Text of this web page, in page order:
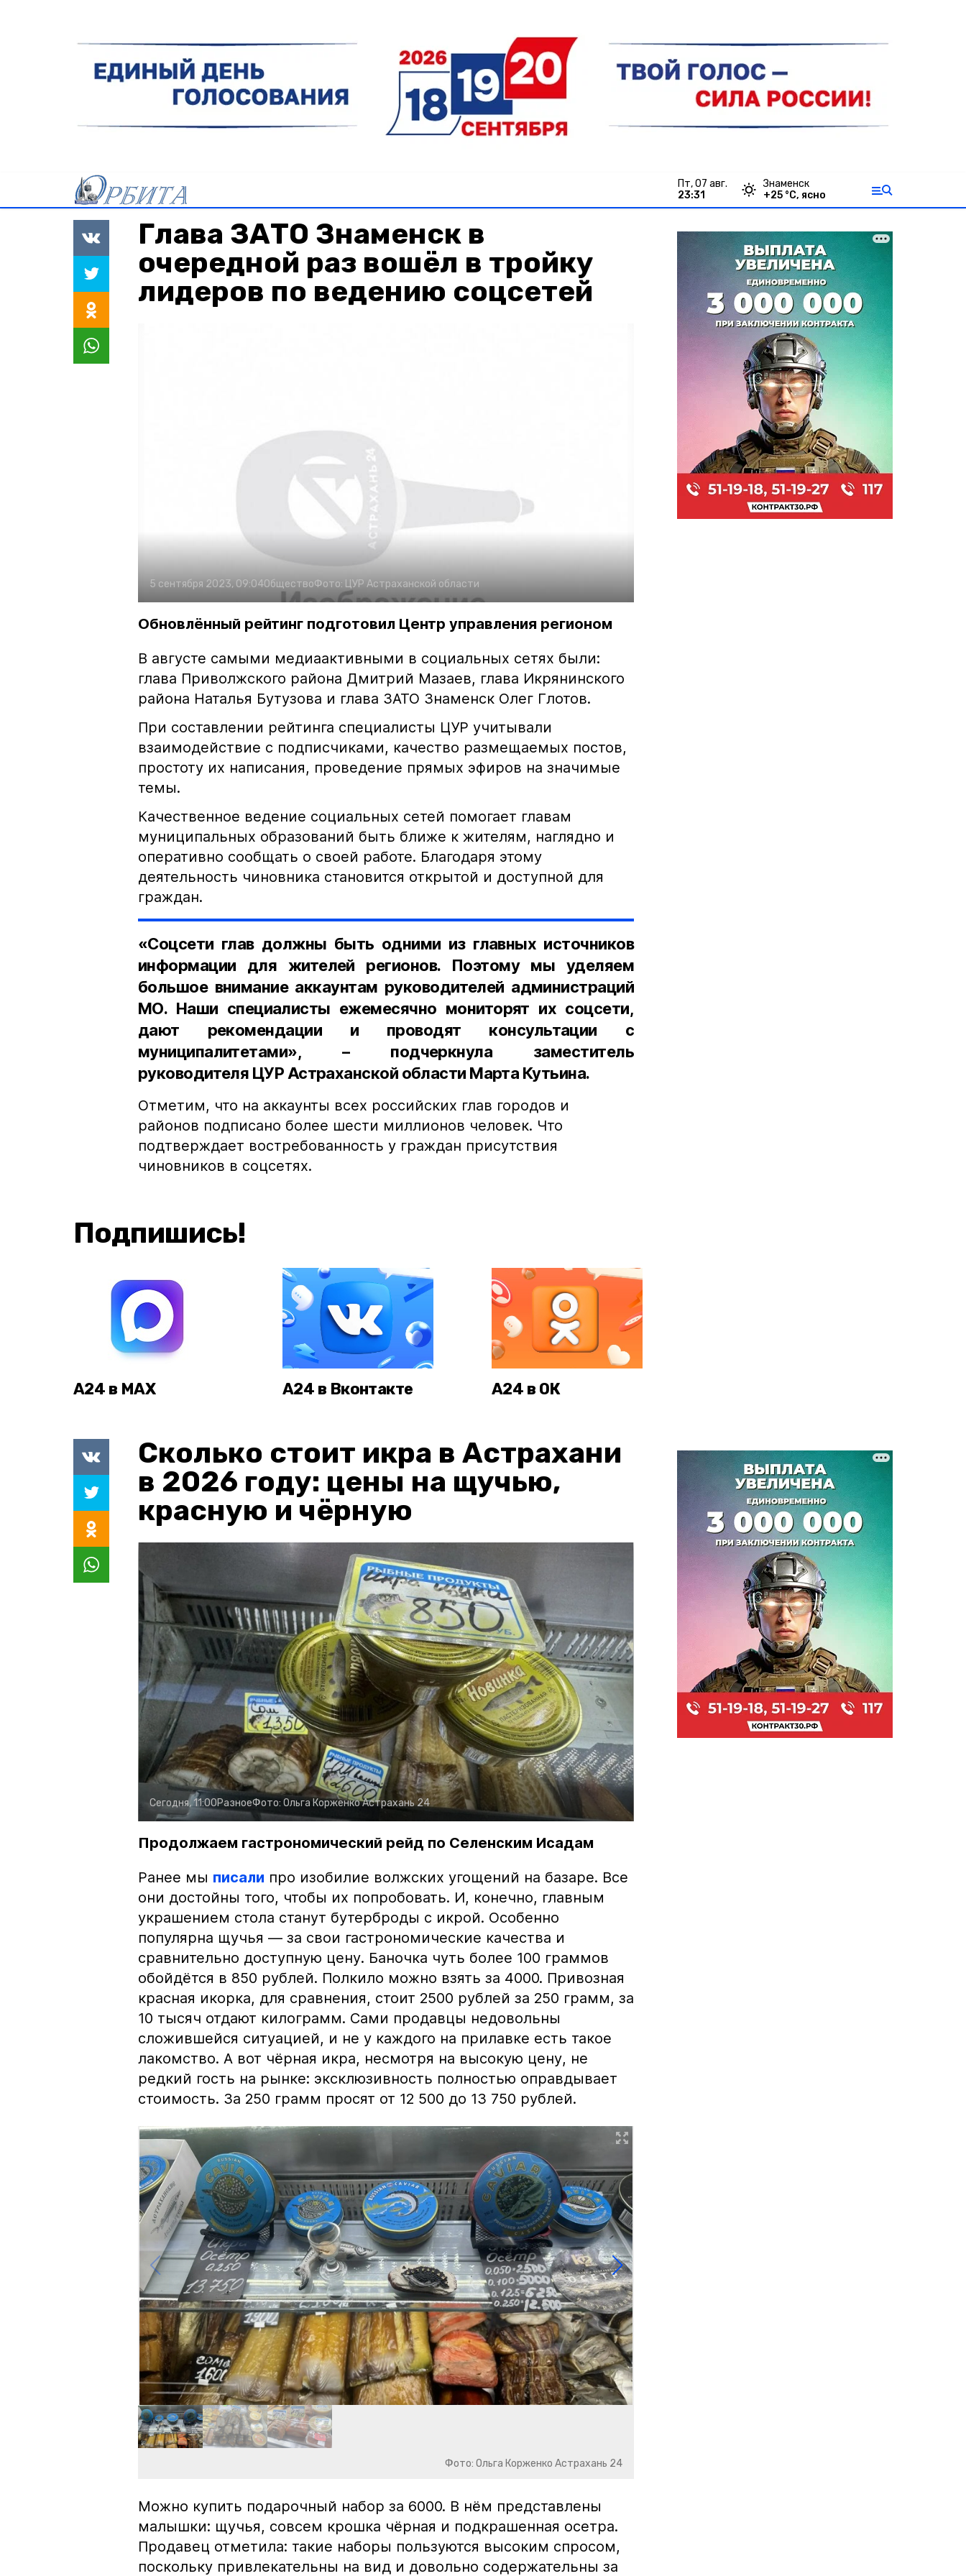
пт, 07 авг.
23:31
Знаменск
+25 °С, ясно
Глава ЗАТО Знаменск в
очередной раз вошёл в тройку
лидеров по ведению соцсетей
5 сентября 2023, 09:04ОбществоФото: ЦУР Астраханской области
Обновлённый рейтинг подготовил Центр управления регионом
​В августе самыми медиаактивными в социальных сетях были:
глава Приволжского района Дмитрий Мазаев, глава Икрянинского
района Наталья Бутузова и глава ЗАТО Знаменск Олег Глотов.
​При составлении рейтинга специалисты ЦУР учитывали
взаимодействие с подписчиками, качество размещаемых постов,
простоту их написания, проведение прямых эфиров на значимые
темы.
​Качественное ведение социальных сетей помогает главам
муниципальных образований быть ближе к жителям, наглядно и
оперативно сообщать о своей работе. Благодаря этому
деятельность чиновника становится открытой и доступной для
граждан.
«Соцсети глав должны быть одними из главных источников
информации для жителей регионов. Поэтому мы уделяем
большое внимание аккаунтам руководителей администраций
МО. Наши специалисты ежемесячно мониторят их соцсети,
дают рекомендации и проводят консультации с
муниципалитетами», – подчеркнула заместитель
руководителя ЦУР Астраханской области Марта Кутьина.
Отметим, что на аккаунты всех российских глав городов и
районов подписано более шести миллионов человек. Что
подтверждает востребованность у граждан присутствия
чиновников в соцсетях.
Подпишись!
А24 в MAX А24 в Вконтакте А24 в ОК
Сколько стоит икра в Астрахани
в 2026 году: цены на щучью,
красную и чёрную
Сегодня, 11:00РазноеФото: Ольга КорженкоАстрахань 24
Продолжаем гастрономический рейд по Селенским Исадам
Ранее мы писали про изобилие волжских угощений на базаре. Все
они достойны того, чтобы их попробовать. И, конечно, главным
украшением стола станут бутерброды с икрой. Особенно
популярна щучья — за свои гастрономические качества и
сравнительно доступную цену. Баночка чуть более 100 граммов
обойдётся в 850 рублей. Полкило можно взять за 4000. Привозная
красная икорка, для сравнения, стоит 2500 рублей за 250 грамм, за
10 тысяч отдают килограмм. Сами продавцы недовольны
сложившейся ситуацией, и не у каждого на прилавке есть такое
лакомство. А вот чёрная икра, несмотря на высокую цену, не
редкий гость на рынке: эксклюзивность полностью оправдывает
стоимость. За 250 грамм просят от 12 500 до 13 750 рублей.
Фото: Ольга Корженко Астрахань 24
Можно купить подарочный набор за 6000. В нём представлены
малышки: щучья, совсем крошка чёрная и подкрашенная осетра.
Продавец отметила: такие наборы пользуются высоким спросом,
поскольку привлекательны на вид и довольно содержательны за